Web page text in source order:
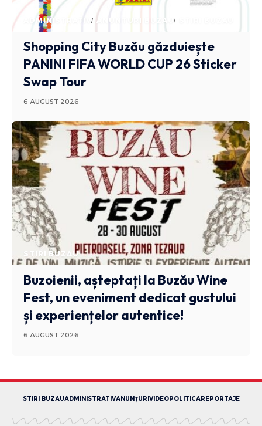
ADMINISTRATIV ANUNTURI BUZAU
Shopping City Buzău găzduiește
PANINI FIFA WORLD CUP 26 Sticker
Swap Tour
6 AUGUST 2026
STIRI BUZAU
Buzoienii, așteptați la Buzău Wine
Fest, un eveniment dedicat gustului
și experiențelor autentice!
6 AUGUST 2026
STIRI BUZAUADMINISTRATIVANUNȚURIVIDEOPOLITICAREPORTAJE